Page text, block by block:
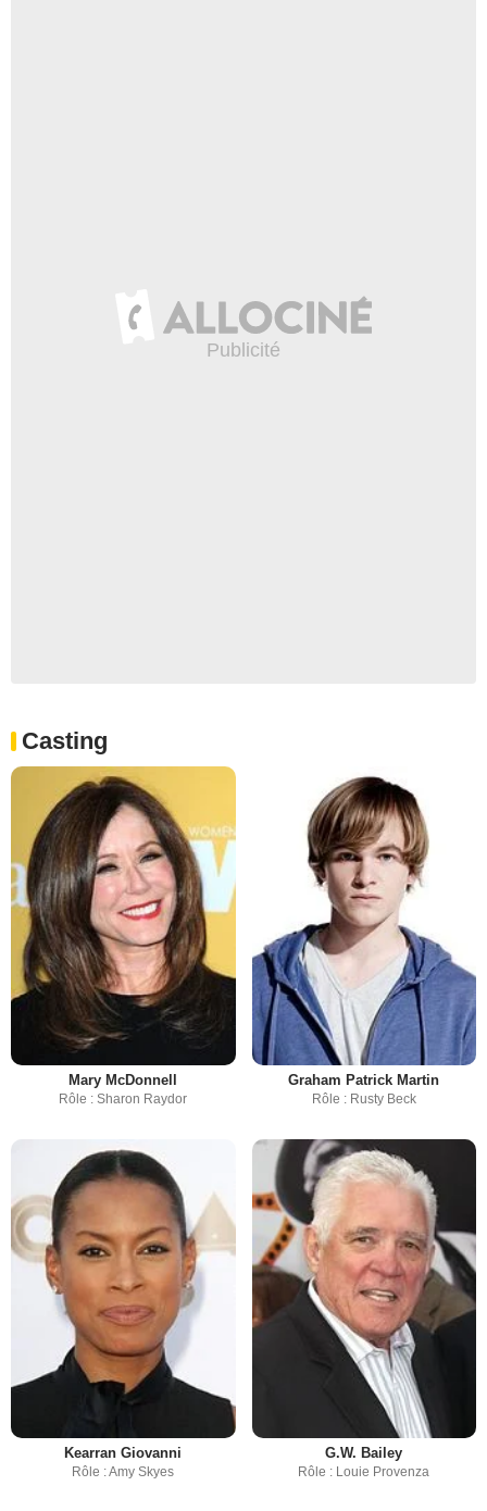
Casting
Mary McDonnell
Rôle : Sharon Raydor
Graham Patrick Martin
Rôle : Rusty Beck
Kearran Giovanni
Rôle : Amy Skyes
G.W. Bailey
Rôle : Louie Provenza